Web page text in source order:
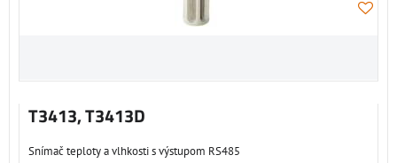
T3413, T3413D
Snímač teploty a vlhkosti s výstupom RS485